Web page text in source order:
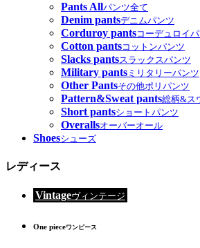
Pants Allパンツ全て
Denim pantsデニムパンツ
Corduroy pantsコーデュロイ
Cotton pantsコットンパンツ
Slacks pantsスラックスパンツ
Military pants ミリタリーパンツ
Other Pantsその他ポリパンツ
Pattern&Sweat pants総柄&ス
Short pantsショートパンツ
Overallsオーバーオール
Shoesシューズ
レディース
Vintageヴィンテージ
One pieceワンピース